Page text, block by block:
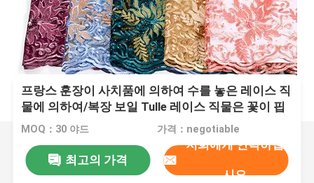
프랑스 훈장이 사치품에 의하여 수를 놓은 레이스 직
물에 의하여/복장 보일 Tulle 레이스 직물은 꽃이 핍
니다
MOQ：30 야드 가격：negotiable
최고의 가격
저희에게 연락하십
시오